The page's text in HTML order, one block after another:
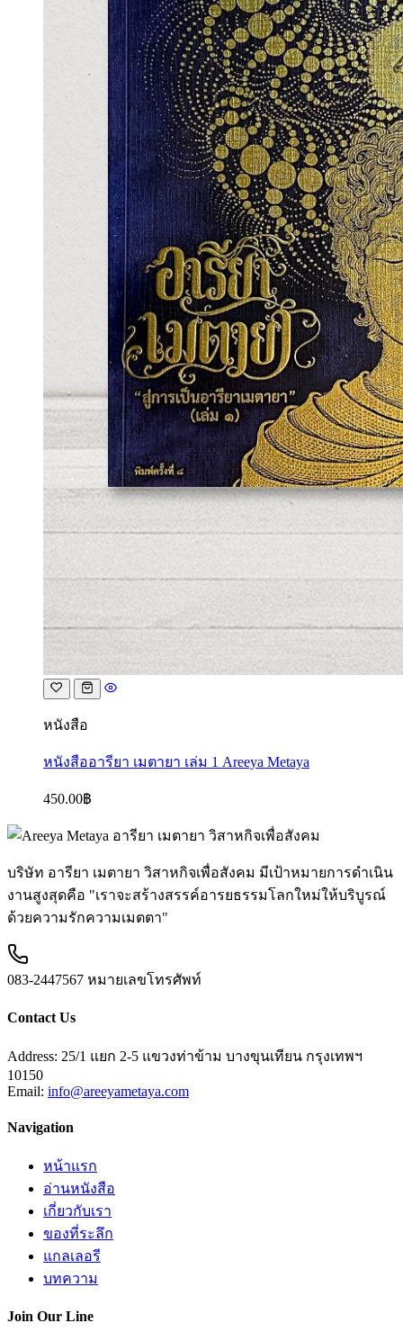
หนังสือ
หนังสืออารียา เมตายา เล่ม 1 Areeya Metaya
450.00฿
บริษัท อารียา เมตายา วิสาหกิจเพื่อสังคม มีเป้าหมายการดำเนิน
งานสูงสุดคือ "เราจะสร้างสรรค์อารยธรรมโลกใหม่ให้บริบูรณ์
ด้วยความรักความเมตตา"
083-2447567 หมายเลขโทรศัพท์
Contact Us
Address: 25/1 แยก 2-5 แขวงท่าข้าม บางขุนเทียน กรุงเทพฯ
10150
Email: info@areeyametaya.com
Navigation
หน้าแรก
อ่านหนังสือ
เกี่ยวกับเรา
ของที่ระลึก
แกลเลอรี
บทความ
Join Our Line